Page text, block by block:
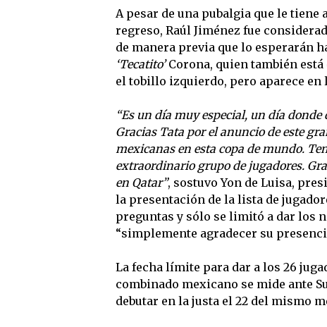
A pesar de una pubalgia que le tiene
regreso, Raúl Jiménez fue
de manera previa que lo esperarán
‘Tecatito’Corona, quien también
el tobillo izquierdo, pero aparece en
“Es un día muy especial, un día
Gracias Tata por el anuncio de este
mexicanas en esta copa de mundo.
extraordinario grupo de jugadores.
en Qatar”, sostuvo Yon de Luisa,
la presentación de la lista de
preguntas y sólo se limitó a dar los
“simplemente agradecer su
La fecha límite para dar a los 26
combinado mexicano se mide ante
debutar en la justa el 22 del mismo